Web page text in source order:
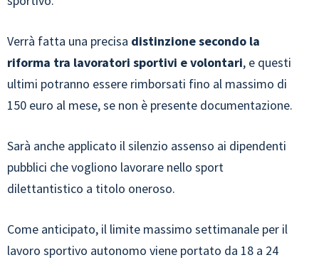
Verrà fatta una precisa distinzione secondo la
riforma tra lavoratori sportivi e volontari, e questi
ultimi potranno essere rimborsati fino al massimo di
150 euro al mese, se non è presente documentazione.
Sarà anche applicato il silenzio assenso ai dipendenti
pubblici che vogliono lavorare nello sport
dilettantistico a titolo oneroso.
Come anticipato, il limite massimo settimanale per il
lavoro sportivo autonomo viene portato da 18 a 24